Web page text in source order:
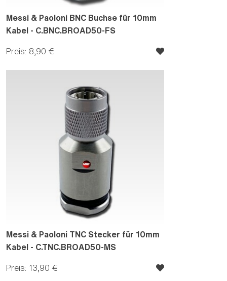
Messi & Paoloni BNC Buchse für 10mm
Kabel - C.BNC.BROAD50-FS
Preis: 8,90 €
Messi & Paoloni TNC Stecker für 10mm
Kabel - C.TNC.BROAD50-MS
Preis: 13,90 €